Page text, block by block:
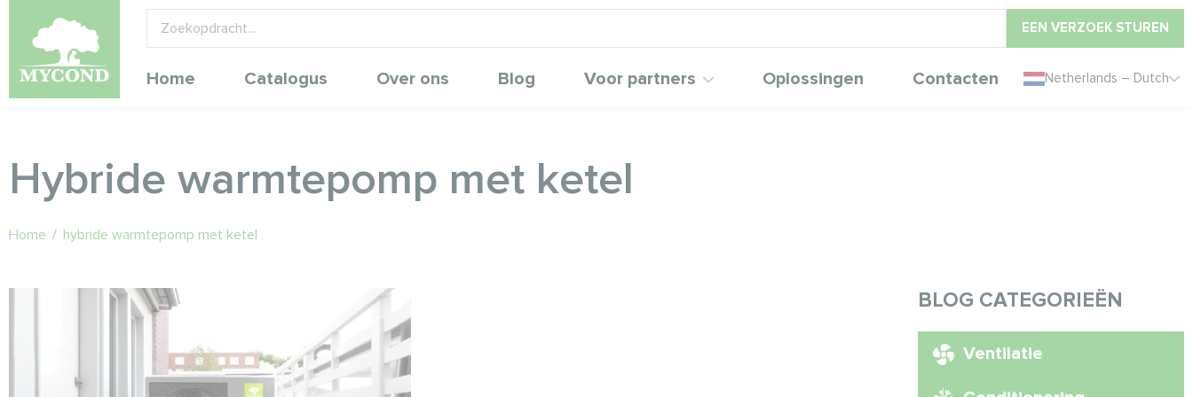
EEN VERZOEK STUREN
Home Catalogus Over ons Blog Voor partners Oplossingen Contacten Netherlands – Dutch
Hybride warmtepomp met ketel
Home / hybride warmtepomp met ketel
BLOG CATEGORIEËN
Ventilatie